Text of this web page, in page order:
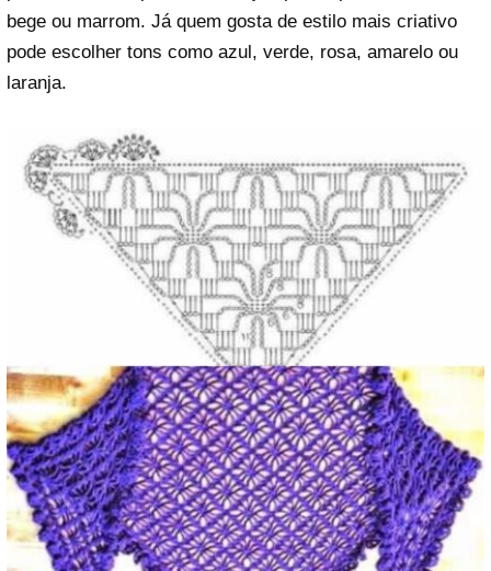
bege ou marrom. Já quem gosta de estilo mais criativo
pode escolher tons como azul, verde, rosa, amarelo ou
laranja.